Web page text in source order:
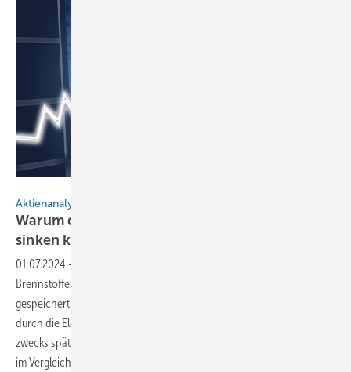
Aktienanalyse von Max Deml
Warum die Wasserstoffaktien noch weiter
sinken können
01.07.2024 -
Brennstoffen wie Erdgas mittels Dampfreformierung isoliert und
gespeichert. Ökologisch sinnvoller ist die Wasserstofferzeugung
durch die Elektrolyse von Wasser mithilfe grünen Stroms, zum Beispiel
zwecks späterer Verstromung in Brennstoffzellen – aber damit sinken
im Vergleich zu anderen Speichermedien die Wirkungsgrade und es